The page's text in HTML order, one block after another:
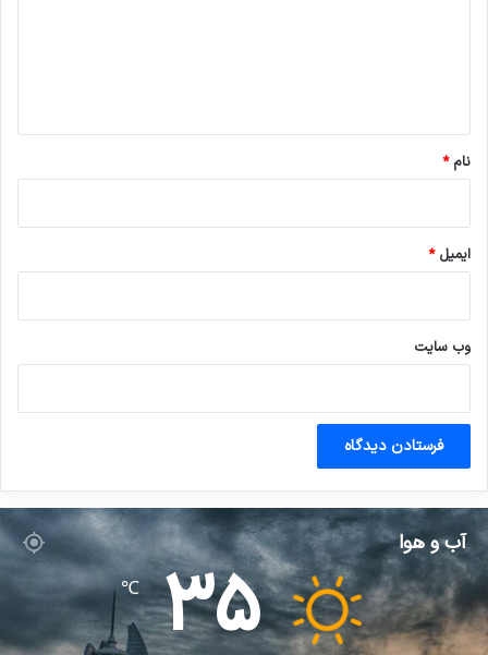
نام*
ایمیل*
وب‌ سایت
آب و هوا
35
℃